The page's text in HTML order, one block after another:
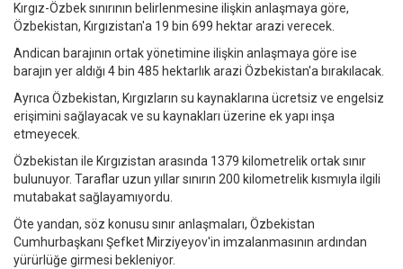
Kırgız-Özbek sınırının belirlenmesine ilişkin anlaşmaya göre,
Özbekistan, Kırgızistan'a 19 bin 699 hektar arazi verecek.
Andican barajının ortak yönetimine ilişkin anlaşmaya göre ise
barajın yer aldığı 4 bin 485 hektarlık arazi Özbekistan'a bırakılacak.
Ayrıca Özbekistan, Kırgızların su kaynaklarına ücretsiz ve engelsiz
erişimini sağlayacak ve su kaynakları üzerine ek yapı inşa
etmeyecek.
Özbekistan ile Kırgızistan arasında 1379 kilometrelik ortak sınır
bulunuyor. Taraflar uzun yıllar sınırın 200 kilometrelik kısmıyla ilgili
mutabakat sağlayamıyordu.
Öte yandan, söz konusu sınır anlaşmaları, Özbekistan
Cumhurbaşkanı Şefket Mirziyeyov'in imzalanmasının ardından
yürürlüğe girmesi bekleniyor.